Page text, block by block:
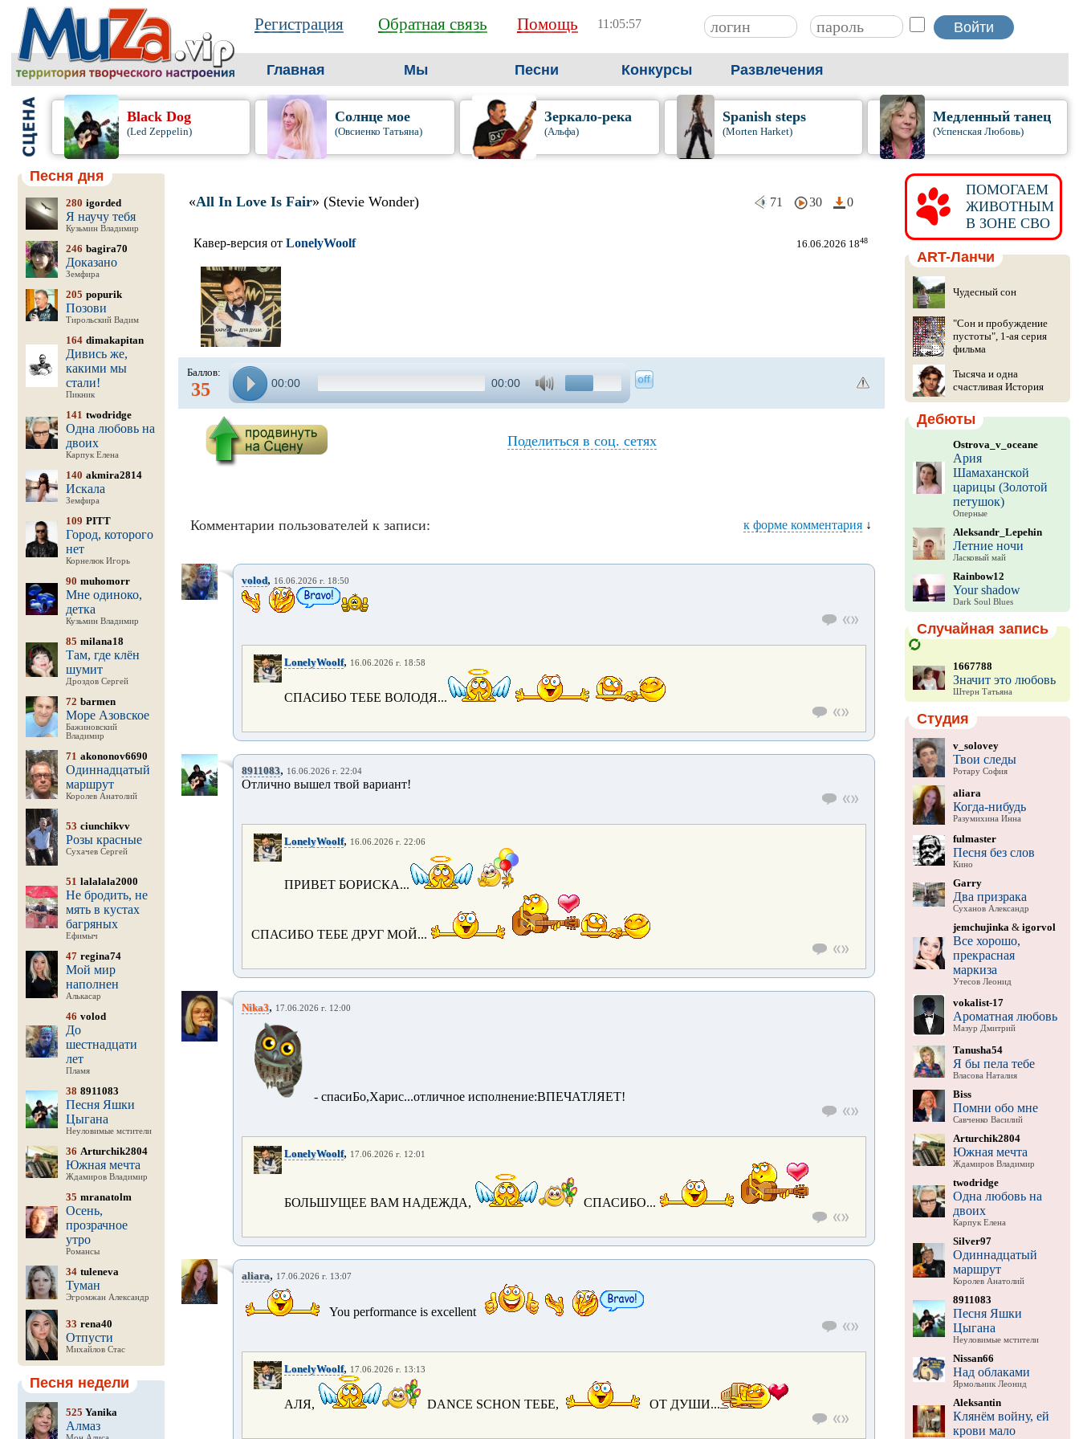
Регистрация Обратная связь Помощь 11:05:57
Главная Мы Песни Конкурсы Развлечения
Black Dog
(Led Zeppelin)
Солнце мое
(Овсиенко Татьяна)
Зеркало-река
(Альфа)
Spanish steps
(Morten Harket)
Медленный танец
(Успенская Любовь)
Песня дня
280 igorded
Я научу тебя
Кузьмин Владимир
246 bagira70
Доказано
Земфира
205 popurik
Позови
Тирольский Вадим
164 dimakapitan
Дивись же,
какими мы
стали!
Пикник
141 twodridge
Одна любовь на
двоих
Карпук Елена
140 akmira2814
Искала
Земфира
109 PITT
Город, которого
нет
Корнелюк Игорь
90 muhomorr
Мне одиноко,
детка
Кузьмин Владимир
85 milana18
Там, где клён
шумит
Дроздов Сергей
72 barmen
Море Азовское
Бажиновский
Владимир
71 akononov6690
Одиннадцатый
маршрут
Королев Анатолий
53 ciunchikvv
Розы красные
Сухачев Сергей
51 lalalala2000
Не бродить, не
мять в кустах
багряных
Ефимыч
47 regina74
Мой мир
наполнен
Алькасар
46 volod
До
шестнадцати
лет
Пламя
38 8911083
Песня Яшки
Цыгана
Неуловимые мстители
36 Arturchik2804
Южная мечта
Ждамиров Владимир
35 mranatolm
Осень,
прозрачное
утро
Романсы
34 tuleneva
Туман
Эгромжан Александр
33 rena40
Отпусти
Михайлов Стас
Песня недели
525 Yanika
Алмаз
«All In Love Is Fair» (Stevie Wonder) 71 30 0
Кавер-версия от LonelyWoolf 16.06.2026 1848
Баллов:
35 00:00 00:00
Поделиться в соц. сетях
Комментарии пользователей к записи: к форме комментария ↓
volod, 16.06.2026 г. 18:50
LonelyWoolf, 16.06.2026 г. 18:58
СПАСИБО ТЕБЕ ВОЛОДЯ...
8911083, 16.06.2026 г. 22:04
Отлично вышел твой вариант!
LonelyWoolf, 16.06.2026 г. 22:06
ПРИВЕТ БОРИСКА...
СПАСИБО ТЕБЕ ДРУГ МОЙ...
Nika3, 17.06.2026 г. 12:00
- спасиБо,Харис...отличное исполнение:ВПЕЧАТЛЯЕТ!
LonelyWoolf, 17.06.2026 г. 12:01
БОЛЬШУЩЕЕ ВАМ НАДЕЖДА, СПАСИБО...
aliara, 17.06.2026 г. 13:07
You performance is excellent
LonelyWoolf, 17.06.2026 г. 13:13
АЛЯ, DANCE SCHON ТЕБЕ, ОТ ДУШИ...
ПОМОГАЕМ
ЖИВОТНЫМ
В ЗОНЕ СВО
ART-Ланчи
Чудесный сон
"Сон и пробуждение
пустоты", 1-ая серия
фильма
Тысяча и одна
счастливая История
Дебюты
Ostrova_v_oceane
Ария
Шамаханской
царицы (Золотой
петушок)
Оперные
Aleksandr_Lepehin
Летние ночи
Ласковый май
Rainbow12
Your shadow
Dark Soul Blues
Случайная запись
1667788
Значит это любовь
Штерн Татьяна
Студия
v_solovey
Твои следы
Ротару София
aliara
Когда-нибудь
Разумихина Инна
fulmaster
Песня без слов
Кино
Garry
Два призрака
Суханов Александр
jemchujinka & igorvol
Все хорошо,
прекрасная
маркиза
Утесов Леонид
vokalist-17
Ароматная любовь
Мазур Дмитрий
Tanusha54
Я бы пела тебе
Власова Наталия
Biss
Помни обо мне
Савченко Василий
Arturchik2804
Южная мечта
Ждамиров Владимир
twodridge
Одна любовь на
двоих
Карпук Елена
Silver97
Одиннадцатый
маршрут
Королев Анатолий
8911083
Песня Яшки
Цыгана
Неуловимые мстители
Nissan66
Над облаками
Ярмольник Леонид
Aleksantin
Клянём войну, ей
крови мало